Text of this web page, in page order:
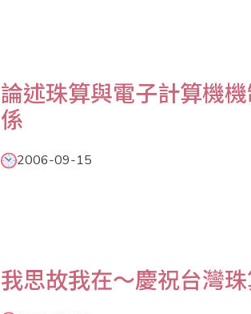
論述珠算與電子計算機
係
2006-09-15
我思故我在～慶祝台灣